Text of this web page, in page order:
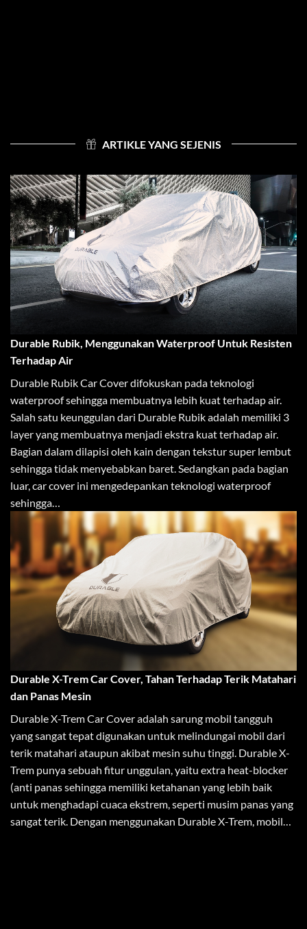
ARTIKLE YANG SEJENIS
Durable Rubik, Menggunakan Waterproof Untuk Resisten
Terhadap Air
Durable Rubik Car Cover difokuskan pada teknologi
waterproof sehingga membuatnya lebih kuat terhadap air.
Salah satu keunggulan dari Durable Rubik adalah memiliki 3
layer yang membuatnya menjadi ekstra kuat terhadap air.
Bagian dalam dilapisi oleh kain dengan tekstur super lembut
sehingga tidak menyebabkan baret. Sedangkan pada bagian
luar, car cover ini mengedepankan teknologi waterproof
sehingga…
Durable X-Trem Car Cover, Tahan Terhadap Terik Matahari
dan Panas Mesin
Durable X-Trem Car Cover adalah sarung mobil tangguh
yang sangat tepat digunakan untuk melindungai mobil dari
terik matahari ataupun akibat mesin suhu tinggi. Durable X-
Trem punya sebuah fitur unggulan, yaitu extra heat-blocker
(anti panas sehingga memiliki ketahanan yang lebih baik
untuk menghadapi cuaca ekstrem, seperti musim panas yang
sangat terik. Dengan menggunakan Durable X-Trem, mobil…